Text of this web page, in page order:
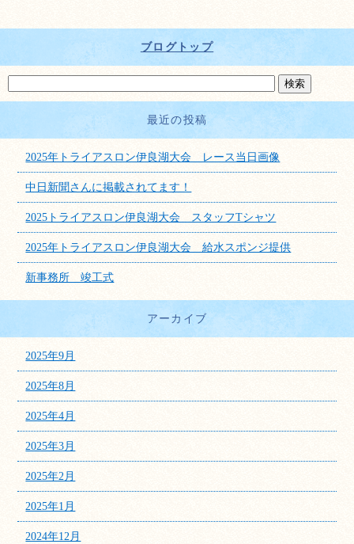
ブログトップ
最近の投稿
2025年トライアスロン伊良湖大会 レース当日画像
中日新聞さんに掲載されてます！
2025トライアスロン伊良湖大会 スタッフTシャツ
2025年トライアスロン伊良湖大会 給水スポンジ提供
新事務所 竣工式
アーカイブ
2025年9月
2025年8月
2025年4月
2025年3月
2025年2月
2025年1月
2024年12月